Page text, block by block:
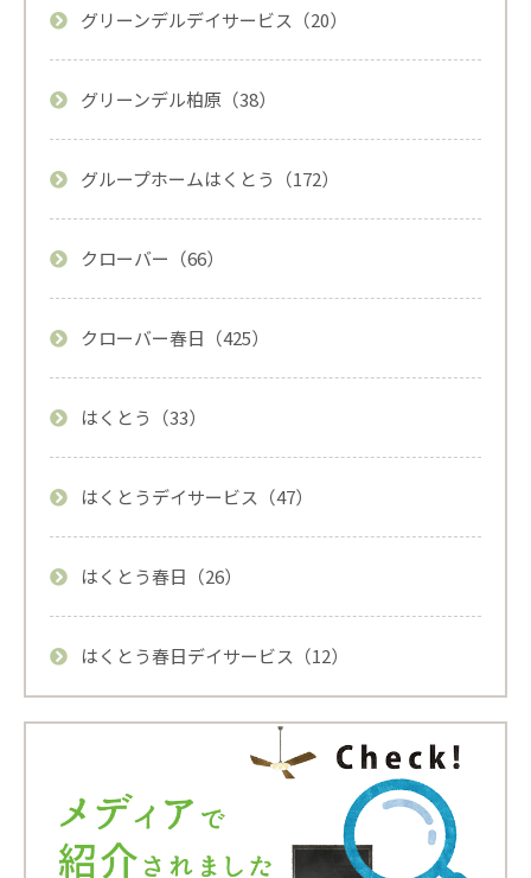
グリーンデルデイサービス（20）
グリーンデル柏原（38）
グループホームはくとう（172）
クローバー（66）
クローバー春日（425）
はくとう（33）
はくとうデイサービス（47）
はくとう春日（26）
はくとう春日デイサービス（12）